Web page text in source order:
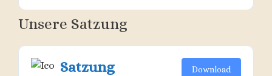
Unsere Satzung
Satzung Download